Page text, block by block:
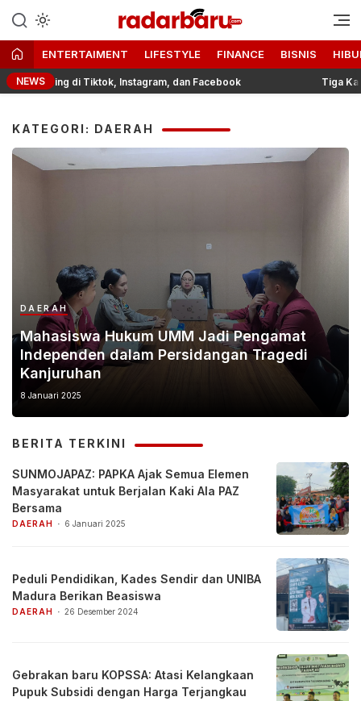
radarbaru.com
Informasi Berita Terbaru dan
Terkini Hari Ini
ENTERTAIMENT LIFESTYLE FINANCE BISNIS
NEWSdi Tiktok, Instagram, dan Facebook Tiga Kali
KATEGORI: DAERAH
DAERAH
Mahasiswa Hukum UMM Jadi Pengamat
Independen dalam Persidangan Tragedi
Kanjuruhan
8 Januari 2025
BERITA TERKINI
SUNMOJAPAZ: PAPKA Ajak Semua Elemen
Masyarakat untuk Berjalan Kaki Ala PAZ
Bersama
DAERAH 6 Januari 2025
Peduli Pendidikan, Kades Sendir dan UNIBA
Madura Berikan Beasiswa
DAERAH 26 Desember 2024
Gebrakan baru KOPSSA: Atasi Kelangkaan
Pupuk Subsidi dengan Harga Terjangkau